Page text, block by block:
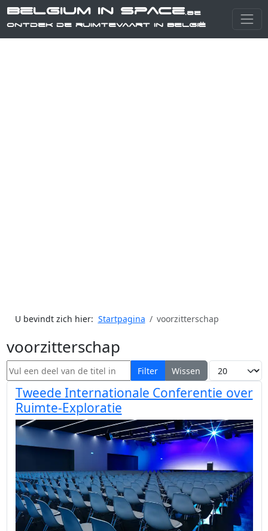
Belgium in Space.be
Ontdek de ruimtevaart in België
U bevindt zich hier: Startpagina voorzitterschap
voorzitterschap
Vul een deel van de titel in Filter Wissen Toon #
Tweede Internationale Conferentie over
Ruimte-Exploratie